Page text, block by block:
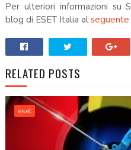
Per ulteriori informazioni su
blog di ESET Italia al seguente
RELATED POSTS
eset